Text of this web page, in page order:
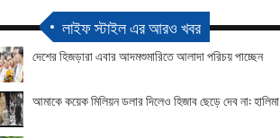
লাইফ স্টাইল এর আরও খবর
দেশের হিজড়ারা এবার আদমশুমারিতে আলাদা পরিচয় পাচ্ছেন
আমাকে কয়েক মিলিয়ন ডলার দিলেও হিজাব ছেড়ে দেব না: হালিমা